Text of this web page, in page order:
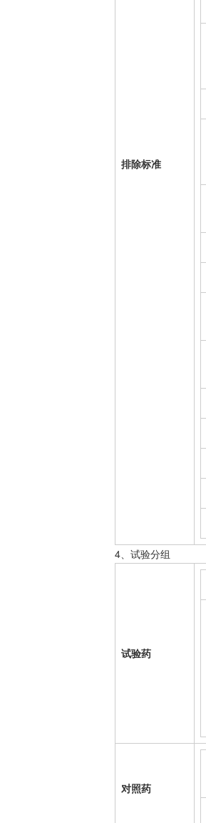
排除标准
4、试验分组
试验药
对照药